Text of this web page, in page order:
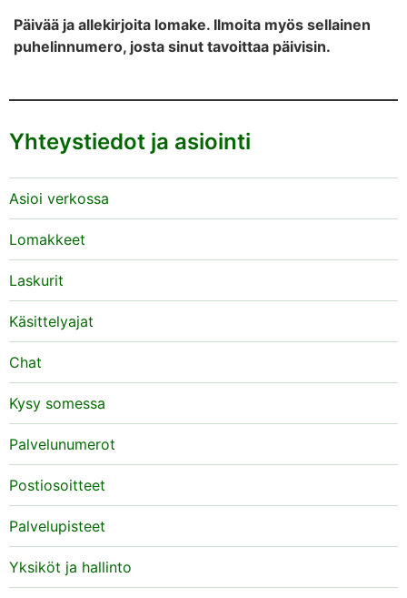
Päivää ja allekirjoita lomake. Ilmoita myös sellainen
puhelinnumero, josta sinut tavoittaa päivisin.
Yhteystiedot ja asiointi
Asioi verkossa
Lomakkeet
Laskurit
Käsittelyajat
Chat
Kysy somessa
Palvelunumerot
Postiosoitteet
Palvelupisteet
Yksiköt ja hallinto